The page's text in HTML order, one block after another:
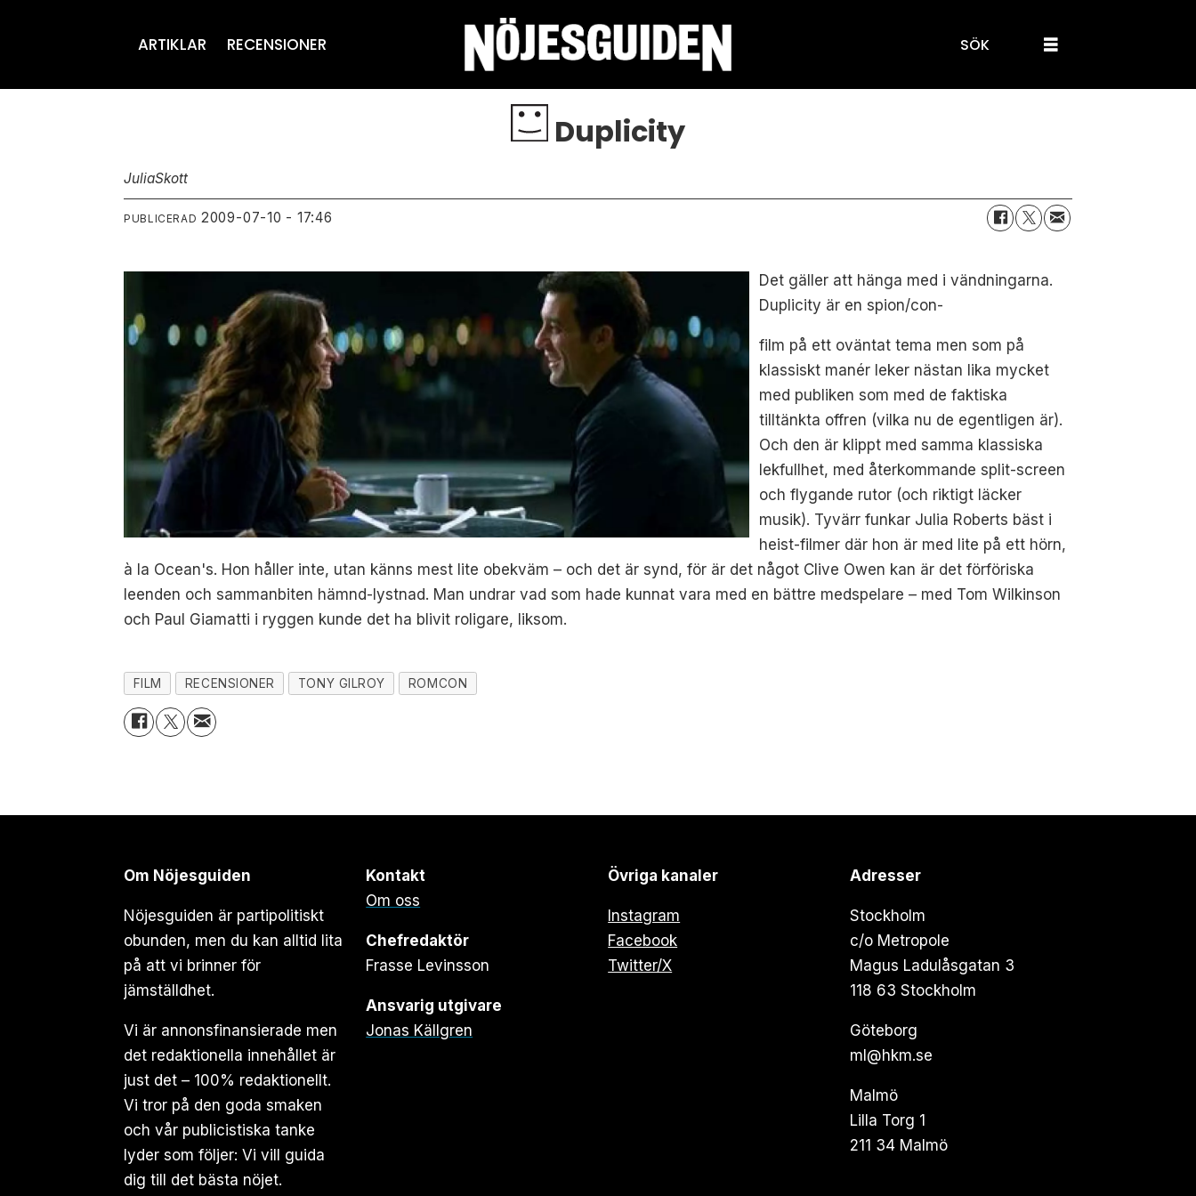
ARTIKLAR RECENSIONER SÖK
Duplicity
JuliaSkott
PUBLICERAD 2009-07-10 - 17:46
Det gäller att hänga med i vändningarna.
Duplicity är en spion/con-
film på ett oväntat tema men som på
klassiskt manér leker nästan lika mycket
med publiken som med de faktiska
tilltänkta offren (vilka nu de egentligen är).
Och den är klippt med samma klassiska
lekfullhet, med återkommande split-screen
och flygande rutor (och riktigt läcker
musik). Tyvärr funkar Julia Roberts bäst i
heist-filmer där hon är med lite på ett hörn,
à la Ocean's. Hon håller inte, utan känns mest lite obekväm – och det är synd, för är det något Clive Owen kan är det förföriska
leenden och sammanbiten hämnd-lystnad. Man undrar vad som hade kunnat vara med en bättre medspelare – med Tom Wilkinson
och Paul Giamatti i ryggen kunde det ha blivit roligare, liksom.
FILM RECENSIONER TONY GILROY ROMCON
Om Nöjesguiden
Nöjesguiden är partipolitiskt
obunden, men du kan alltid lita
på att vi brinner för
jämställdhet.
Vi är annonsfinansierade men
det redaktionella innehållet är
just det – 100% redaktionellt.
Vi tror på den goda smaken
och vår publicistiska tanke
lyder som följer: Vi vill guida
dig till det bästa nöjet.
Kontakt
Om oss
Chefredaktör
Frasse Levinsson
Ansvarig utgivare
Jonas Källgren
Övriga kanaler
Instagram
Facebook
Twitter/X
Adresser
Stockholm
c/o Metropole
Magus Ladulåsgatan 3
118 63 Stockholm
Göteborg
ml@hkm.se
Malmö
Lilla Torg 1
211 34 Malmö